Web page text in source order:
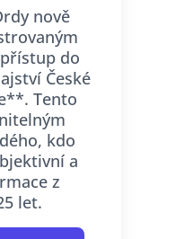
nově
do
České
Tento
kdo
a
z
let.